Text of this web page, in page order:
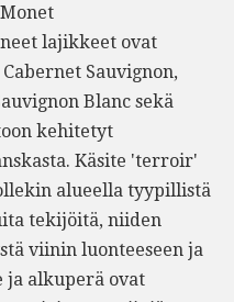
lajikkeet ovat
Sauvignon,
Blanc sekä
kehitetyt
Käsite 'terroir'
alueella tyypillistä
tekijöitä, niiden
viinin luonteeseen ja
ja alkuperä ovat